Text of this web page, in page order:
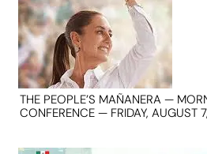
THE PEOPLE’S MAÑANERA —
CONFERENCE — FRIDAY, AUGUST